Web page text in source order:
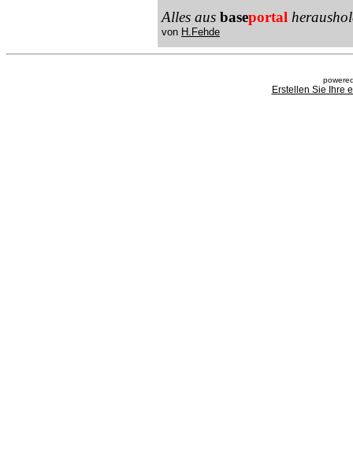
Alles aus baseportal
von H.Fehde
Erstellen Sie Ihre